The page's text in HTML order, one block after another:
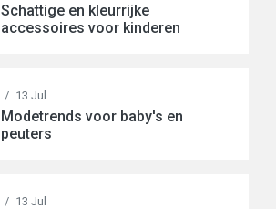
Schattige en kleurrijke
accessoires voor kinderen
/ 13 Jul
Modetrends voor baby's en
peuters
/ 13 Jul